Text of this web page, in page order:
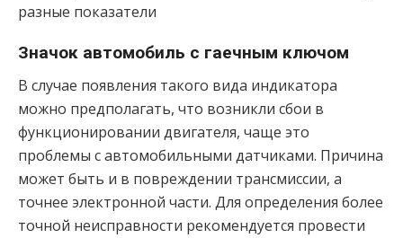
разные показатели
Значок автомобиль с гаечным ключом
В случае появления такого вида индикатора
можно предполагать, что возникли сбои в
функционировании двигателя, чаще это
проблемы с автомобильными датчиками. Причина
может быть и в повреждении трансмиссии, а
точнее электронной части. Для определения более
точной неисправности рекомендуется провести